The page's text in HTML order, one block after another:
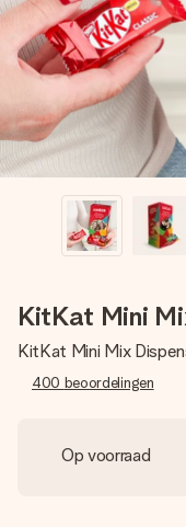
jullie foto of een
met alle aandacht
KitKat Mini
KitKat Mini Mix
400 beoordelingen
Op voorraad